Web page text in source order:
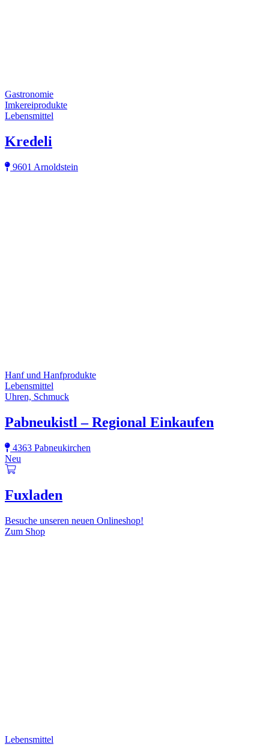
Gastronomie
Imkereiprodukte
Lebensmittel
Kredeli
9601 Arnoldstein
Hanf und Hanfprodukte
Lebensmittel
Uhren, Schmuck
Pabneukistl – Regional Einkaufen
4363 Pabneukirchen
Neu
Fuxladen
Besuche unseren neuen Onlineshop!
Zum Shop
Lebensmittel